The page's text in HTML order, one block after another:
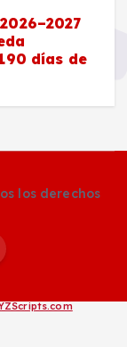
días de
los derechos